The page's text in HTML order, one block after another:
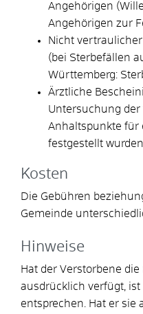
Angehörigen
Angehörigen zur
Nicht
(bei Sterbefällen
Württemberg:
Ärztliche
Untersuchung
Anhaltspunkte für
festgestellt
Kosten
Die Gebühren
Gemeinde
Hinweise
Hat der Verstorbene
ausdrücklich verfügt,
entsprechen. Hat er sie